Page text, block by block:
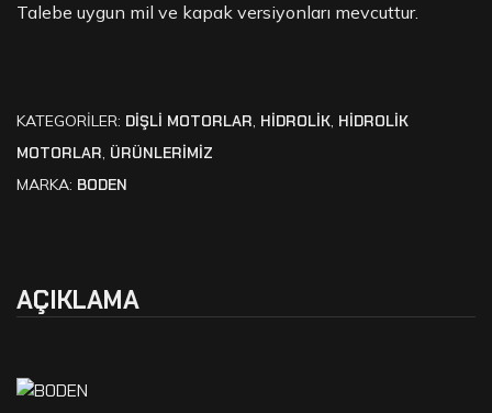
Talebe uygun mil ve kapak versiyonları mevcuttur.
KATEGORILER: DIŞLI MOTORLAR, HİDROLİK, HİDROLİK
MOTORLAR, ÜRÜNLERİMİZ
MARKA: BODEN
AÇIKLAMA